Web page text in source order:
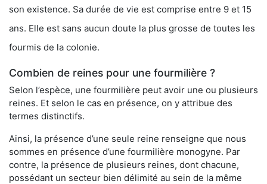
son existence. Sa durée de vie est comprise entre 9 et 15
ans. Elle est sans aucun doute la plus grosse de toutes les
fourmis de la colonie.
Combien de reines pour une fourmilière ?
Selon l’espèce, une fourmilière peut avoir une ou plusieurs
reines. Et selon le cas en présence, on y attribue des
termes distinctifs.
Ainsi, la présence d’une seule reine renseigne que nous
sommes en présence d’une fourmilière monogyne. Par
contre, la présence de plusieurs reines, dont chacune,
possédant un secteur bien délimité au sein de la même